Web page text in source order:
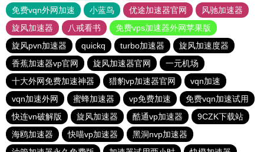
免费vqn外网加速
小蓝鸟 优途加速器官网
风驰加速器
旋风加速器
八戒看书
免费vps加速器外网苹果版
旋风pvn加速器
quickq turbo加速器
旋风加速度器
香蕉加速器vp官网
旋风加速器官网
一元机场
十大外网免费加速神器
猎豹vp加速器官网
vqn加速
vqn加速外网
蜜蜂加速器 vp免费加速
免费vqn加速试用
快连vn破解版
旋风加速器 酷通vp加速器
9CZK下载站
海鸥加速器
快喵vp加速器
黑洞nvp加速器